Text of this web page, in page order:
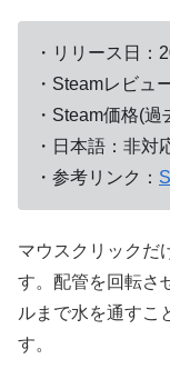
・リリース日：
・Steamレビュ
・Steam価格(過
・日本語：非対
・参考リンク：
マウスクリックだ
す。配管を回転さ
ルまで水を通すこ
す。